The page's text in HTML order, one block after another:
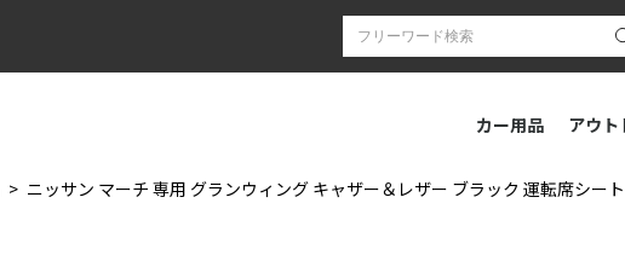
カー用品 アウト
ニッサン マーチ 専用 グランウィング キャザー＆レザー ブラック 運転席シ